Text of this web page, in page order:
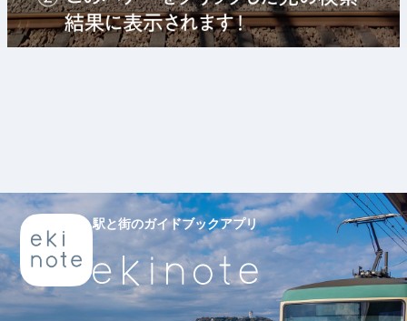
駅と街のガイドブックアプリ